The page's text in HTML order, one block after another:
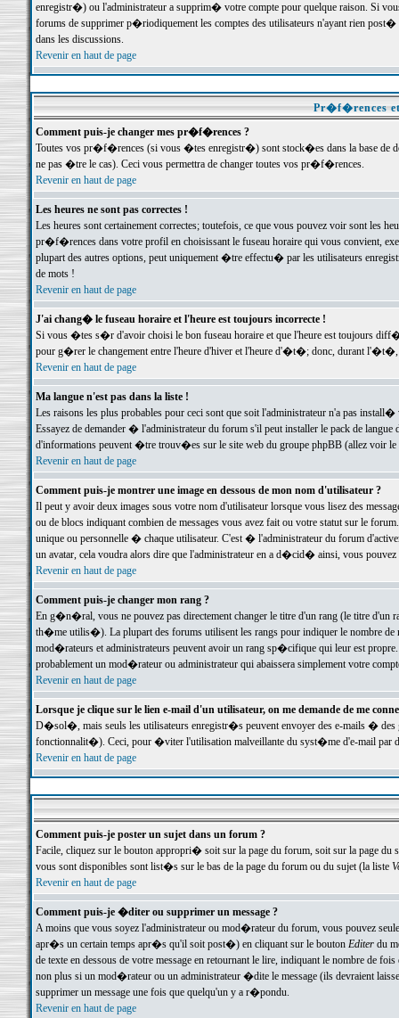
enregistr�) ou l'administrateur a supprim� votre compte pour quelque raison. Si
forums de supprimer p�riodiquement les comptes des utilisateurs n'ayant rien
dans les discussions.
Revenir en haut de page
Pr�f�rences
Comment puis-je changer mes pr�f�rences ?
Toutes vos pr�f�rences (si vous �tes enregistr�) sont stock�es dans la base de
ne pas �tre le cas). Ceci vous permettra de changer toutes vos pr�f�rences.
Revenir en haut de page
Les heures ne sont pas correctes !
Les heures sont certainement correctes; toutefois, ce que vous pouvez voir sont
pr�f�rences dans votre profil en choisissant le fuseau horaire qui vous convient,
plupart des autres options, peut uniquement �tre effectu� par les utilisateurs
de mots !
Revenir en haut de page
J'ai chang� le fuseau horaire et l'heure est toujours incorrecte !
Si vous �tes s�r d'avoir choisi le bon fuseau horaire et que l'heure est toujours
pour g�rer le changement entre l'heure d'hiver et l'heure d'�t�; donc, durant
Revenir en haut de page
Ma langue n'est pas dans la liste !
Les raisons les plus probables pour ceci sont que soit l'administrateur n'a pas
Essayez de demander � l'administrateur du forum s'il peut installer le pack de
d'informations peuvent �tre trouv�es sur le site web du groupe phpBB (allez voir le
Revenir en haut de page
Comment puis-je montrer une image en dessous de mon nom d'utilisateur ?
Il peut y avoir deux images sous votre nom d'utilisateur lorsque vous lisez des
ou de blocs indiquant combien de messages vous avez fait ou votre statut sur le
unique ou personnelle � chaque utilisateur. C'est � l'administrateur du forum
un avatar, cela voudra alors dire que l'administrateur en a d�cid� ainsi, vous
Revenir en haut de page
Comment puis-je changer mon rang ?
En g�n�ral, vous ne pouvez pas directement changer le titre d'un rang (le titre d'un
th�me utilis�). La plupart des forums utilisent les rangs pour indiquer le nombre de
mod�rateurs et administrateurs peuvent avoir un rang sp�cifique qui leur est
probablement un mod�rateur ou administrateur qui abaissera simplement votre
Revenir en haut de page
Lorsque je clique sur le lien e-mail d'un utilisateur, on me demande de me
D�sol�, mais seuls les utilisateurs enregistr�s peuvent envoyer des e-mails �
fonctionnalit�). Ceci, pour �viter l'utilisation malveillante du syst�me d'e-mail par
Revenir en haut de page
Comment puis-je poster un sujet dans un forum ?
Facile, cliquez sur le bouton appropri� soit sur la page du forum, soit sur la page du
vous sont disponibles sont list�s sur le bas de la page du forum ou du sujet (la liste
Revenir en haut de page
Comment puis-je �diter ou supprimer un message ?
A moins que vous soyez l'administrateur ou mod�rateur du forum, vous pouvez
apr�s un certain temps apr�s qu'il soit post�) en cliquant sur le bouton Editerdu
de texte en dessous de votre message en retournant le lire, indiquant le nombre
non plus si un mod�rateur ou un administrateur �dite le message (ils devraient
supprimer un message une fois que quelqu'un y a r�pondu.
Revenir en haut de page